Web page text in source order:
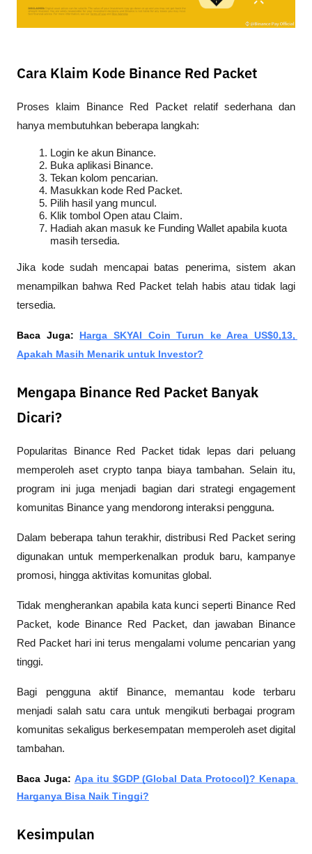
Cara Klaim Kode Binance Red Packet
Proses klaim Binance Red Packet relatif sederhana dan
hanya membutuhkan beberapa langkah:
Login ke akun Binance.
Buka aplikasi Binance.
Tekan kolom pencarian.
Masukkan kode Red Packet.
Pilih hasil yang muncul.
Klik tombol Open atau Claim.
Hadiah akan masuk ke Funding Wallet apabila kuota
masih tersedia.
Jika kode sudah mencapai batas penerima, sistem akan
menampilkan bahwa Red Packet telah habis atau tidak lagi
tersedia.
Baca Juga: Harga SKYAI Coin Turun ke Area US$0,13,
Apakah Masih Menarik untuk Investor?
Mengapa Binance Red Packet Banyak
Dicari?
Popularitas Binance Red Packet tidak lepas dari peluang
memperoleh aset crypto tanpa biaya tambahan. Selain itu,
program ini juga menjadi bagian dari strategi engagement
komunitas Binance yang mendorong interaksi pengguna.
Dalam beberapa tahun terakhir, distribusi Red Packet sering
digunakan untuk memperkenalkan produk baru, kampanye
promosi, hingga aktivitas komunitas global.
Tidak mengherankan apabila kata kunci seperti Binance Red
Packet, kode Binance Red Packet, dan jawaban Binance
Red Packet hari ini terus mengalami volume pencarian yang
tinggi.
Bagi pengguna aktif Binance, memantau kode terbaru
menjadi salah satu cara untuk mengikuti berbagai program
komunitas sekaligus berkesempatan memperoleh aset digital
tambahan.
Baca Juga: Apa itu $GDP (Global Data Protocol)? Kenapa
Harganya Bisa Naik Tinggi?
Kesimpulan